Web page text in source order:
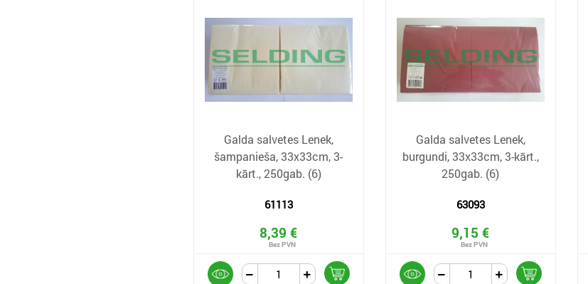
Galda salvetes Lenek,
šampanieša, 33x33cm, 3-
kārt., 250gab. (6)
61113
8,39 €
Galda salvetes Lenek,
burgundi, 33x33cm, 3-kārt.,
250gab. (6)
63093
9,15 €